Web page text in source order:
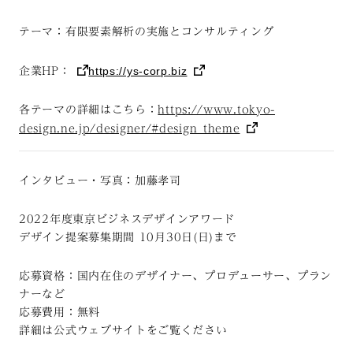
テーマ：有限要素解析の実施とコンサルティング
企業HP： https://ys-corp.biz
各テーマの詳細はこちら： https://www.tokyo-
design.ne.jp/designer/#design_theme
インタビュー・写真：加藤孝司
2022年度東京ビジネスデザインアワード
デザイン提案募集期間
10 月 30 日 (日 ) まで
応募資格：国内在住のデザイナー、プロデューサー、プラン
ナーなど
応募費用：無料
詳細は公式ウェブサイトをご覧ください